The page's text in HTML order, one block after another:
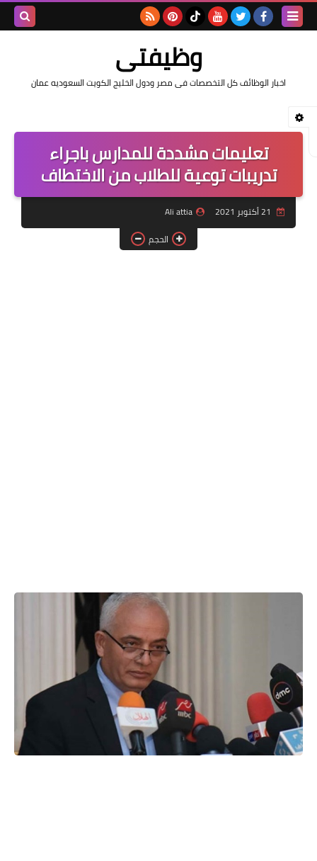
وظيفتى
اخبار الوظائف كل التخصصات فى مصر ودول الخليج الكويت السعوديه عمان
تعليمات مشددة للمدارس باجراء
تدريبات توعية للطلاب من الاختطاف
Ali attia
الحجم